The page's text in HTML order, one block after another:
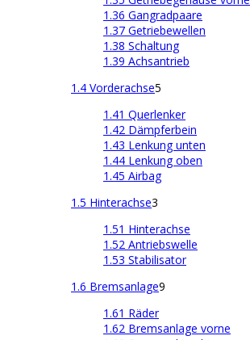
1.36 Gangradpaare
1.37 Getriebewellen
1.38 Schaltung
1.39 Achsantrieb
1.4 Vorderachse5
1.41 Querlenker
1.42 Dämpferbein
1.43 Lenkung unten
1.44 Lenkung oben
1.45 Airbag
1.5 Hinterachse3
1.51 Hinterachse
1.52 Antriebswelle
1.53 Stabilisator
1.6 Bremsanlage9
1.61 Räder
1.62 Bremsanlage vorne